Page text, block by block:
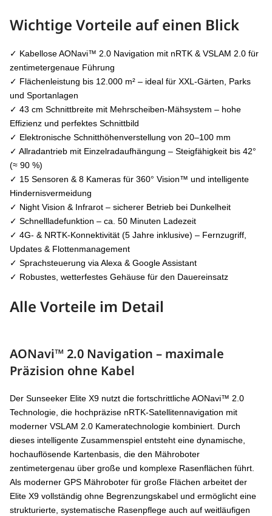
Wichtige Vorteile auf einen Blick
✓ Kabellose AONavi™ 2.0 Navigation mit nRTK & VSLAM 2.0 für
zentimetergenaue Führung
✓ Flächenleistung bis 12.000 m² – ideal für XXL-Gärten, Parks
und Sportanlagen
✓ 43 cm Schnittbreite mit Mehrscheiben-Mähsystem – hohe
Effizienz und perfektes Schnittbild
✓ Elektronische Schnitthöhenverstellung von 20–100 mm
✓ Allradantrieb mit Einzelradaufhängung – Steigfähigkeit bis 42°
(≈ 90 %)
✓ 15 Sensoren & 8 Kameras für 360° Vision™ und intelligente
Hindernisvermeidung
✓ Night Vision & Infrarot – sicherer Betrieb bei Dunkelheit
✓ Schnellladefunktion – ca. 50 Minuten Ladezeit
✓ 4G- & NRTK-Konnektivität (5 Jahre inklusive) – Fernzugriff,
Updates & Flottenmanagement
✓ Sprachsteuerung via Alexa & Google Assistant
✓ Robustes, wetterfestes Gehäuse für den Dauereinsatz
Alle Vorteile im Detail
AONavi™ 2.0 Navigation – maximale
Präzision ohne Kabel
Der Sunseeker Elite X9 nutzt die fortschrittliche AONavi™ 2.0
Technologie, die hochpräzise nRTK-Satellitennavigation mit
moderner VSLAM 2.0 Kameratechnologie kombiniert. Durch
dieses intelligente Zusammenspiel entsteht eine dynamische,
hochauflösende Kartenbasis, die den Mähroboter
zentimetergenau über große und komplexe Rasenflächen führt.
Als moderner GPS Mähroboter für große Flächen arbeitet der
Elite X9 vollständig ohne Begrenzungskabel und ermöglicht eine
strukturierte, systematische Rasenpflege auch auf weitläufigen